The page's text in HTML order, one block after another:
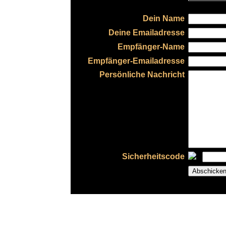
Dein Name
Deine Emailadresse
Empfänger-Name
Empfänger-Emailadresse
Persönliche Nachricht
Sicherheitscode